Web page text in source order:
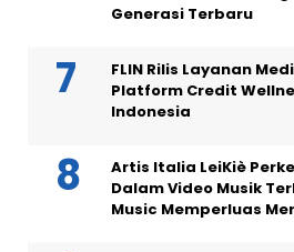
Generasi Terbaru
FLIN Rilis Layanan
Platform Credit
Indonesia
Artis Italia LeiKiè
Dalam Video Musik
Music Memperluas